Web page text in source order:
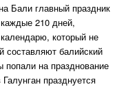
Бали главный праздник
210 дней,
который не
составляют балийский
попали на празднование
празднуется